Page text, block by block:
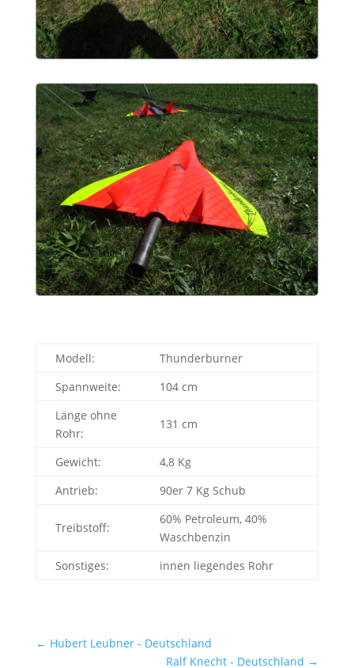
Modell:
Thunderburner
Spannweite:
104 cm
Länge ohne
Rohr:
131 cm
Gewicht:
4,8 Kg
Antrieb:
90er 7 Kg Schub
Treibstoff:
60% Petroleum, 40%
Waschbenzin
Sonstiges:
innen liegendes Rohr
← Hubert Leubner - Deutschland
Ralf Knecht - Deutschland →